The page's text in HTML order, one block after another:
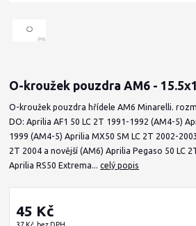
O-kroužek pouzdra AM6 -
O-kroužek pouzdra hřídele AM6 Minarelli.
DO: Aprilia AF1 50 LC 2T 1991-1992 (AM4-5)
1999 (AM4-5) Aprilia MX50 SM LC 2T 2002-
2T 2004 a novější (AM6) Aprilia Pegaso 50 LC
Aprilia RS50 Extrema...celý popis
45 Kč